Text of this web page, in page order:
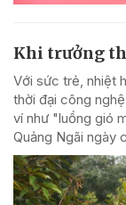
Khi trưởng
Với sức trẻ, nhiệt
thời đại công
ví như "luồng gió
Quảng Ngãi ngày